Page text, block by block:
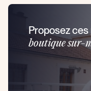
Proposez
boutique sur-